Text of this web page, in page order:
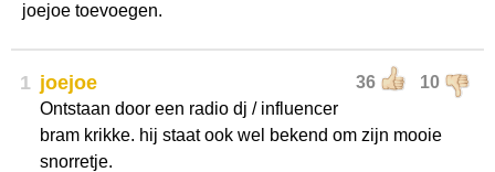
joejoe toevoegen.
1 36 10
joejoe
Ontstaan door een radio dj / influencer
bram krikke. hij staat ook wel bekend om zijn mooie
snorretje.